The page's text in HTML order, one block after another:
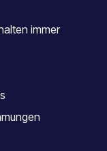
immer